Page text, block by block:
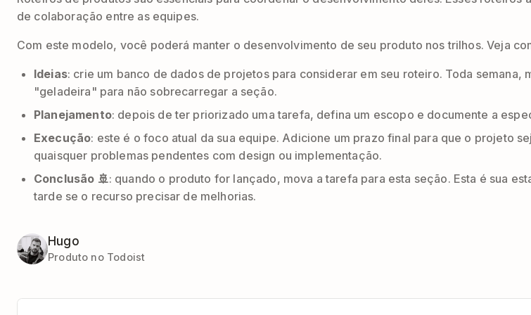
de colaboração entre as equipes.
Com este modelo, você poderá manter o desenvolvimento de seu produto nos trilhos. Veja
Ideias: crie um banco de dados de projetos para considerar em seu roteiro. Toda
"geladeira" para não sobrecarregar a seção.
Planejamento: depois de ter priorizado uma tarefa, defina um escopo e documente a
Execução: este é o foco atual da sua equipe. Adicione um prazo final para que o projeto
quaisquer problemas pendentes com design ou implementação.
Conclusão 🚢: quando o produto for lançado, mova a tarefa para esta seção. Esta é sua
tarde se o recurso precisar de melhorias.
Hugo
Produto no Todoist